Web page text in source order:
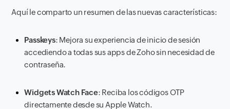
Aquí le comparto un resumen de las nuevas características:
Passkeys: Mejora su experiencia de inicio de sesión
accediendo a todas sus apps de Zoho sin necesidad de
contraseña.
Widgets Watch Face: Reciba los códigos OTP
directamente desde su Apple Watch.